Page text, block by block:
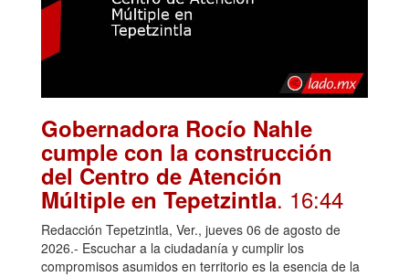
Gobernadora Rocío Nahle
cumple con la construcción
del Centro de Atención
Múltiple en Tepetzintla. 16:44
Redacción Tepetzintla, Ver., jueves 06 de agosto de
2026.- Escuchar a la ciudadanía y cumplir los
compromisos asumidos en territorio es la esencia de la